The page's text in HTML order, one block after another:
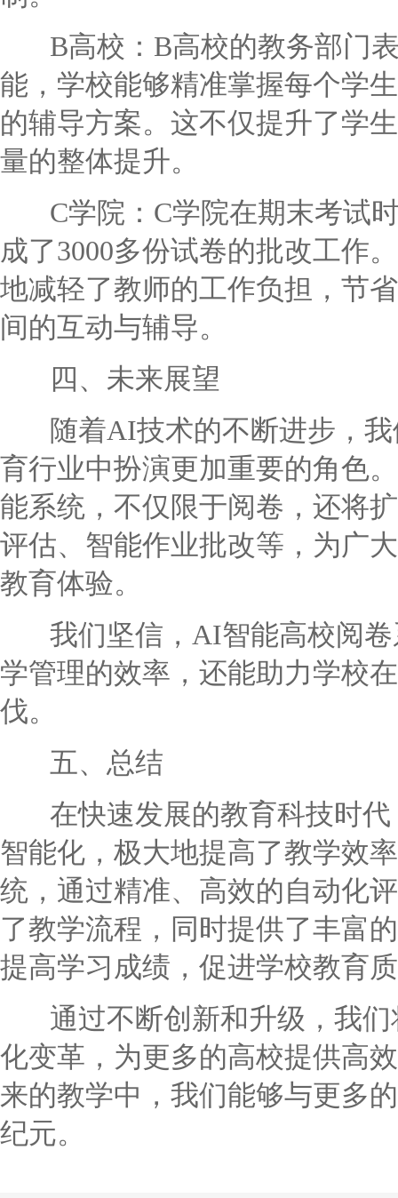
B高校：B高校的教务部门
能，学校能够精准掌握每个学
的辅导方案。这不仅提升了学
量的整体提升。
C学院：C学院在期末考试
成了3000多份试卷的批改工作
地减轻了教师的工作负担，节
间的互动与辅导。
四、未来展望
随着AI技术的不断进步，我
育行业中扮演更加重要的角色
能系统，不仅限于阅卷，还将
评估、智能作业批改等，为广
教育体验。
我们坚信，AI智能高校阅卷
学管理的效率，还能助力学校
伐。
五、总结
在快速发展的教育科技时代
智能化，极大地提高了教学效
统，通过精准、高效的自动化
了教学流程，同时提供了丰富
提高学习成绩，促进学校教育
通过不断创新和升级，我们
化变革，为更多的高校提供高
来的教学中，我们能够与更多
纪元。